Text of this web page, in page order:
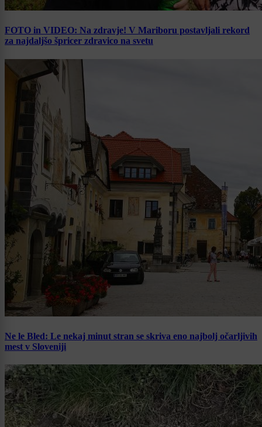
FOTO in VIDEO: Na zdravje! V Mariboru postavljali rekord
za najdaljšo špricer zdravico na svetu
Ne le Bled: Le nekaj minut stran se skriva eno najbolj očarljivih
mest v Sloveniji